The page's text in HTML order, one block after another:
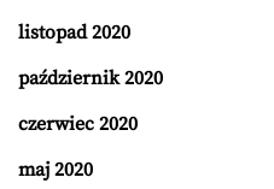
listopad 2020
październik 2020
czerwiec 2020
maj 2020